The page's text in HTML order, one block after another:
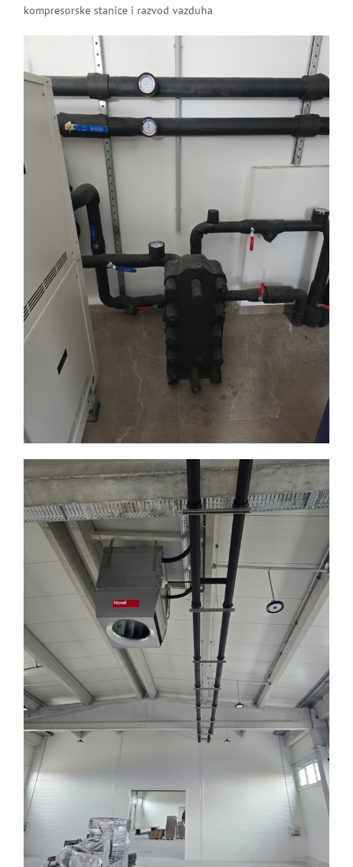
kompresorske stanice i razvod vazduha